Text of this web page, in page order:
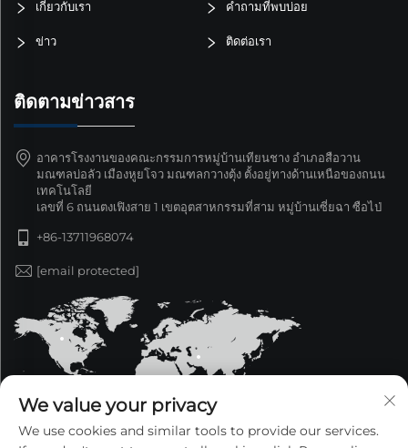
เกี่ยวกับเรา คำถามที่พบบ่อย
ข่าว ติดต่อเรา
ติดตามข่าวสาร
อาคารโรงงานของคณะกรรมการหมู่บ้านเทียนชาง อำเภอสือวาน
มณฑลบ่อลัว เมืองหูยโจว มณฑลกวางตุ้ง ตั้งอยู่ทางด้านเหนือของถนน
เทคโนโลยี
เลขที่ 6 ถนนตงเฟิงสาย 1 เขตอุตสาหกรรมที่สาม หมู่บ้านเซี่ยฉา ซือไป่
+86-13711968074
[email protected]
We value your privacy
We use cookies and similar tools to provide our services.